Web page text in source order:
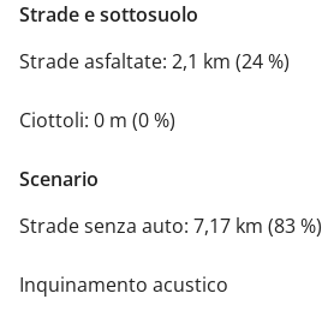
Strade e sottosuolo
Strade asfaltate: 2,1 km (24 %)
Ciottoli: 0 m (0 %)
Scenario
Strade senza auto: 7,17 km (83 %)
Inquinamento acustico